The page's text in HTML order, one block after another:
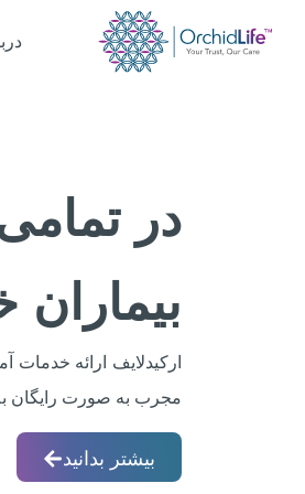
در
بیماران
ارکیدلایف ارائه
مجرب به صورت رایگان
بیشتر بدانید